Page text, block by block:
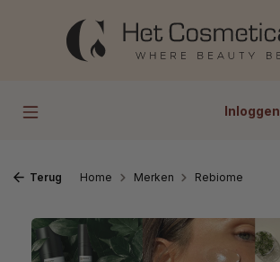
Ga naar de hoofdinhoud
Inloggen
Terug Home Merken Rebiome